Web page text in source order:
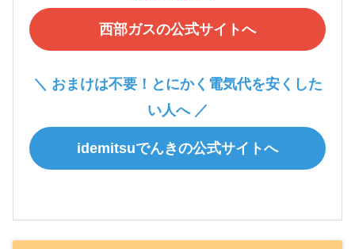
西部ガスの公式サイトへ
＼ おまけは不要！とにかく電気代を安くした
い人へ ／
idemitsuでんきの公式サイトへ